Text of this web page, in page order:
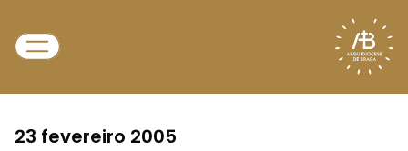
23 fevereiro 2005